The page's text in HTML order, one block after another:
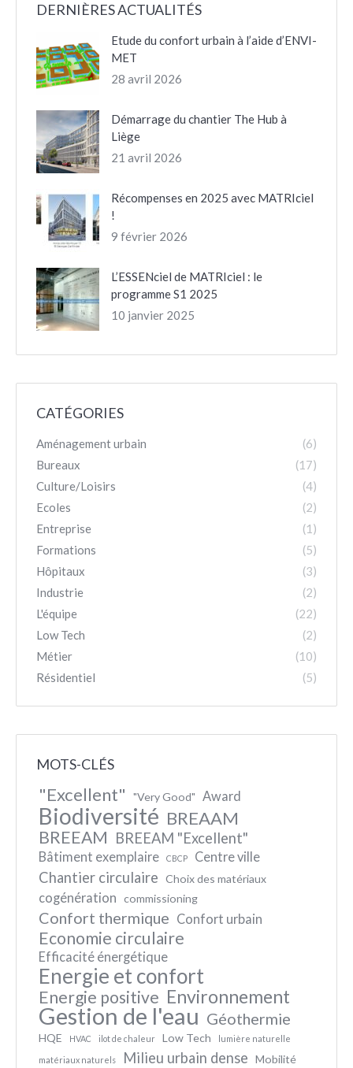
DERNIÈRES ACTUALITÉS
Etude du confort urbain à l’aide d’ENVI-
MET
28 avril 2026
Démarrage du chantier The Hub à
Liège
21 avril 2026
Récompenses en 2025 avec MATRIciel
!
9 février 2026
L’ESSENciel de MATRIciel : le
programme S1 2025
10 janvier 2025
CATÉGORIES
Aménagement urbain
(6)
Bureaux
(17)
Culture/Loisirs
(4)
Ecoles
(2)
Entreprise
(1)
Formations
(5)
Hôpitaux
(3)
Industrie
(2)
L'équipe
(22)
Low Tech
(2)
Métier
(10)
Résidentiel
(5)
MOTS-CLÉS
"Excellent" "Very Good" Award
Biodiversité BREAAM
BREEAM BREEAM "Excellent"
Bâtiment exemplaire CBCP Centre ville
Chantier circulaire Choix des matériaux
cogénération commissioning
Confort thermique Confort urbain
Economie circulaire
Efficacité énergétique
Energie et confort
Energie positive Environnement
Gestion de l'eau Géothermie
HQE HVAC ilot de chaleur Low Tech lumière naturelle
matériaux naturels Milieu urbain dense Mobilité